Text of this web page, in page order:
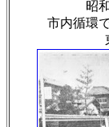
昭
市内循環